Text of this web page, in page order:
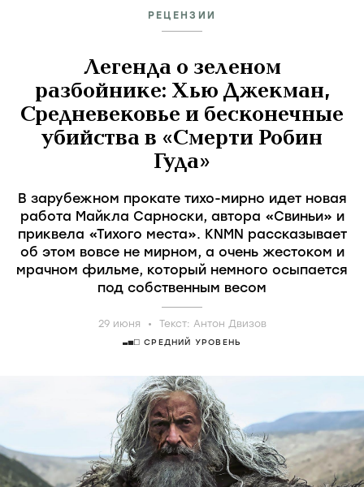
РЕЦЕНЗИИ
Легенда о зеленом
разбойнике: Хью Джекман,
Средневековье и бесконечные
убийства в «Смерти Робин
Гуда»
В зарубежном прокате тихо-мирно идет новая
работа Майкла Сарноски, автора «Свиньи» и
приквела «Тихого места». KNMN рассказывает
об этом вовсе не мирном, а очень жестоком и
мрачном фильме, который немного осыпается
под собственным весом
29 июня Текст: Антон Двизов
СРЕДНИЙ УРОВЕНЬ